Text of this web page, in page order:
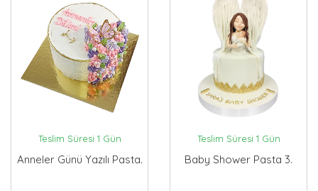
Teslim Süresi 1 Gün
Anneler Günü Yazılı Pasta.
Teslim Süresi 1 Gün
Baby Shower Pasta 3.